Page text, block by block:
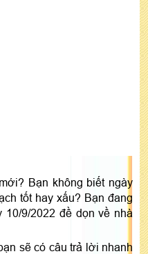
Bạn không biết ngày
tốt hay xấu? Bạn đang
10/9/2022 đề dọn về nhà
sẽ có câu trả lời nhanh